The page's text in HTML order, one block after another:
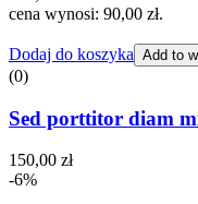
cena wynosi: 90,00 zł.
Dodaj do koszyka Add to
(0)
Sed porttitor diam
150,00 zł
-6%